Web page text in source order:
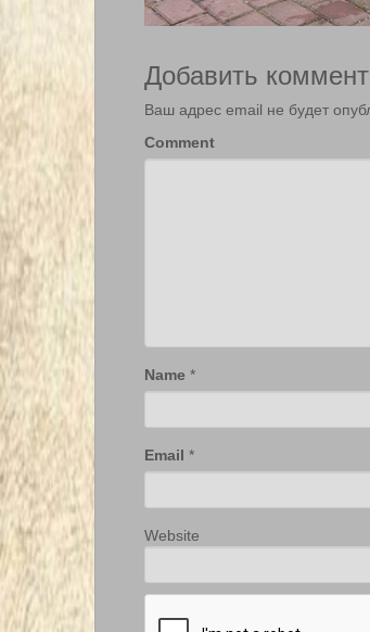
Добавить
Ваш адрес email не будет
Comment
Name *
Email *
Website